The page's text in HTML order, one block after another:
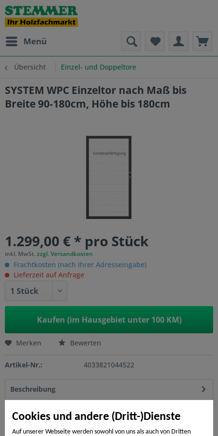
Cookies und andere (Dritt-)Dienste
Auf unserer Webseite werden sowohl von uns als auch von Dritten
Menü
Übersicht Einzel- und Doppeltore
SYSTEM WPC Einzeltor nach Maß bis
Breite 90-180cm, Höhe bis 180cm
1.299,00 € * pro Stück
inkl. MwSt. zzgl. Versandkosten
Frachtkosten (nach Ihrer Adresseingabe)
Lieferzeit auf Anfrage
Kaufen (im Hausgebiet unter 100 KM)
Merken Bewerten
Artikel-Nr.: 4033821044522
Beschreibung
Glaselement auf Wunschmaß Lieferzeit ca. 4-6 Wochen
mehr